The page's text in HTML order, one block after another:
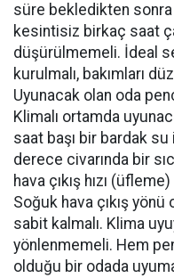
süre bekledikten sonra
kesintisiz birkaç saat
düşürülmemeli. İdeal
kurulmalı, bakımları
Uyunacak olan oda
Klimalı ortamda
saat başı bir bardak
derece civarında bir
hava çıkış hızı
Soğuk hava çıkış yönü
sabit kalmalı. Klima
yönlenmemeli. Hem
olduğu bir odada